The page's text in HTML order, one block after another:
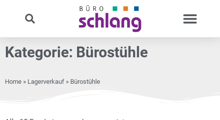
Kategorie: Bürostühle
Home » Lagerverkauf » Bürostühle